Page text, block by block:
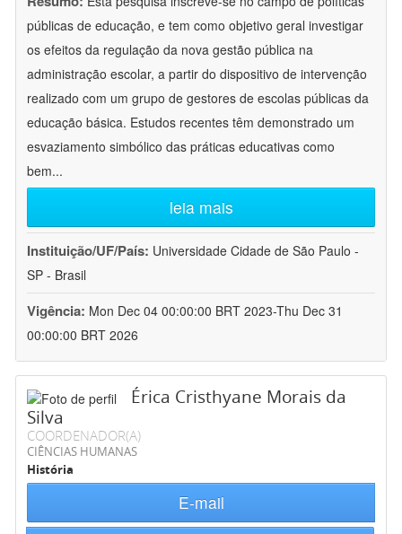
públicas de educação, e tem como objetivo geral investigar
os efeitos da regulação da nova gestão pública na
administração escolar, a partir do dispositivo de intervenção
realizado com um grupo de gestores de escolas públicas da
educação básica. Estudos recentes têm demonstrado um
esvaziamento simbólico das práticas educativas como
bem...
leia mais
Instituição/UF/País: Universidade Cidade de São Paulo -
SP - Brasil
Vigência: Mon Dec 04 00:00:00 BRT 2023-Thu Dec 31
00:00:00 BRT 2026
Érica Cristhyane Morais da
Silva
COORDENADOR(A)
CIÊNCIAS HUMANAS
História
E-mail